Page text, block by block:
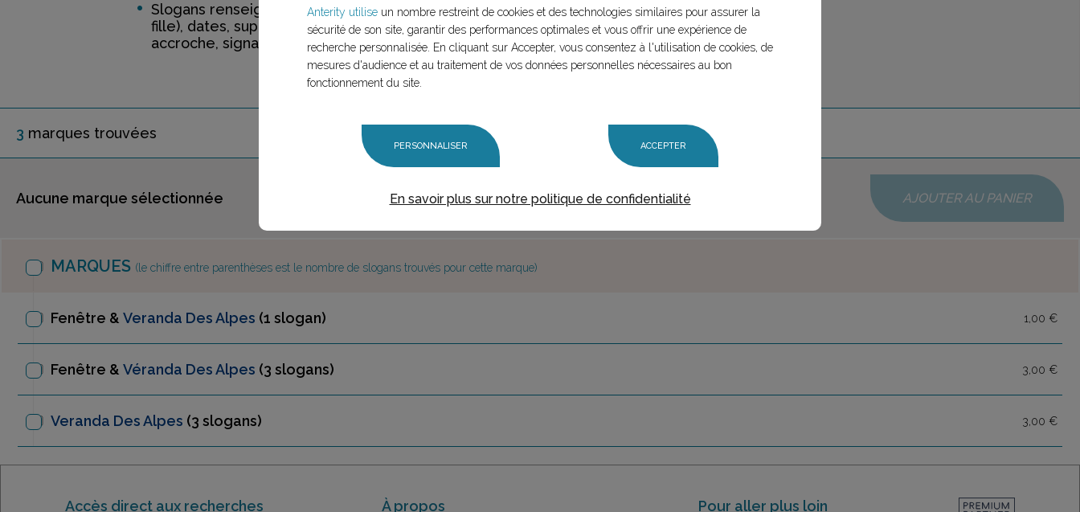
Slogans renseignés incluant marque (mère et
fille), dates, support, distinction claim,
accroche, signature
3 marques trouvées
Aucune marque sélectionnée AJOUTER AU PANIER
MARQUES (le chiffre entre parenthèses est le nombre de slogans trouvés pour cette marque)
Fenêtre & Veranda Des Alpes (1 slogan) 1,00 €
Fenêtre & Véranda Des Alpes (3 slogans) 3,00 €
Veranda Des Alpes (3 slogans) 3,00 €
Accès direct aux recherches À propos Pour aller plus loin
Anterity utilise un nombre restreint de cookies et des technologies similaires pour assurer la
sécurité de son site, garantir des performances optimales et vous offrir une expérience de
recherche personnalisée. En cliquant sur Accepter, vous consentez à l'utilisation de cookies, de
mesures d'audience et au traitement de vos données personnelles nécessaires au bon
fonctionnement du site.
PERSONNALISER ACCEPTER
En savoir plus sur notre politique de confidentialité